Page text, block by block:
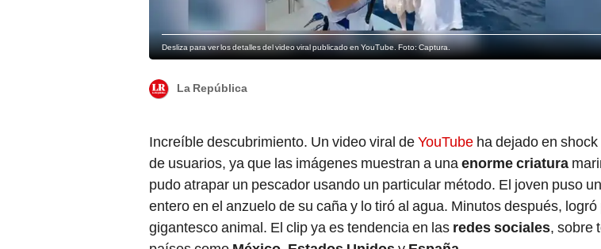
Desliza para ver los detalles del video viral publicado en YouTube. Foto: Captura.
La República
Increíble descubrimiento. Un video viral deYouTube ha dejado en
de usuarios, ya que las imágenes muestran a unaenorme criatura
pudo atrapar un pescador usando un particular método. El joven puso
entero en el anzuelo de su caña y lo tiró al agua. Minutos después, logró
gigantesco animal. El clip ya es tendencia en las redes sociales, sobre